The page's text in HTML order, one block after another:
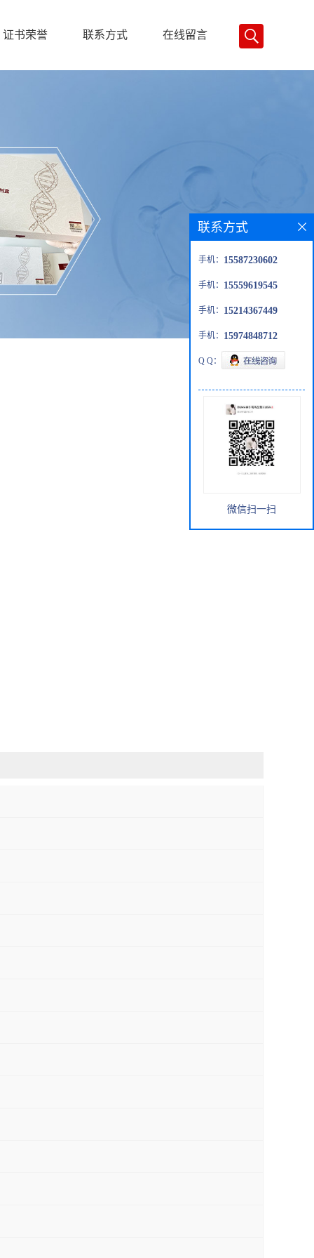
证书荣誉 联系方式 在线留言
联系方式
手机： 15587230602
手机： 15559619545
手机： 15214367449
手机： 15974848712
Q Q：
微信扫一扫